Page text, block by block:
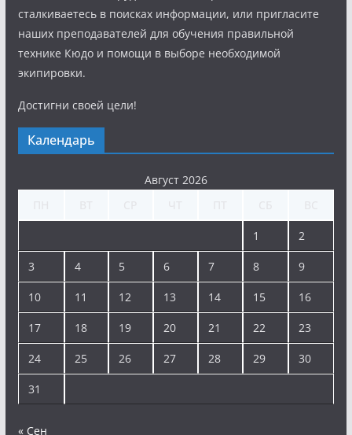
сталкиваетесь в поисках информации, или пригласите
наших преподавателей для обучения правильной
технике Кюдо и помощи в выборе необходимой
экипировки.
Достигни своей цели!
Календарь
Август 2026
1 2
3 4 5 6 7 8 9
10 11 12 13 14 15 16
17 18 19 20 21 22 23
24 25 26 27 28 29 30
31
« Сен